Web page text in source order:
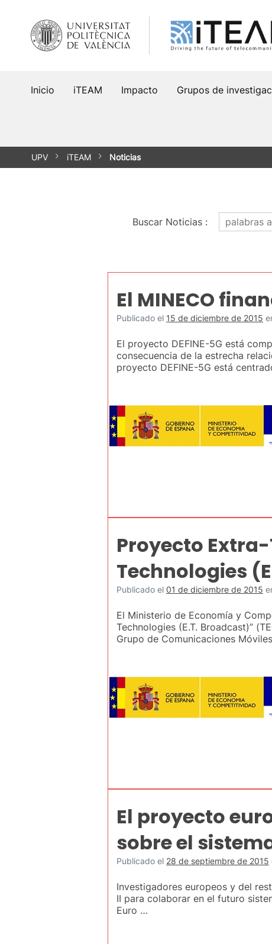
contenido
Inicio iTEAM Impacto Grupos de
UPV iTEAM Noticias
Buscar Noticias:
El MINECO
Publicado el 15 de diciembre de 2015
El proyecto DEFINE-5G está
consecuencia de la estrecha
proyecto DEFINE-5G está
Proyecto
Technologies
Publicado el 01 de diciembre de 2015
El Ministerio de Economía y
Technologies (E.T. Broadcast)”
Grupo de Comunicaciones
El proyecto
sobre el
Publicado el 28 de septiembre de 2015
Investigadores europeos y del
II para colaborar en el futuro
Euro …